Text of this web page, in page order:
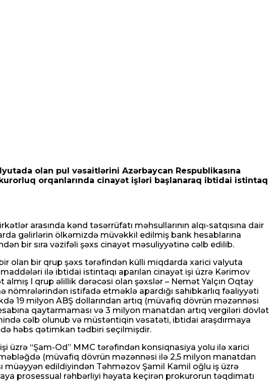
olan pul vəsaitlərini Azərbaycan Respublikasına
orqanlarında cinayət işləri başlanaraq ibtidai istintaq
arasında kənd təsərrüfatı məhsullarının alqı-satqısına dair
gəlirlərin ölkəmizdə müvəkkil edilmiş bank hesablarına
bir sıra vəzifəli şəxs cinayət məsuliyyətinə cəlb edilib.
olan bir qrup şəxs tərəfindən külli miqdarda xarici valyuta
ilə ibtidai istintaqı aparılan cinayət işi üzrə Kərimov
I qrup əlillik dərəcəsi olan şəxslər – Nemət Yalçın Oqtay
nömrələrindən istifadə etməklə apardığı sahibkarlıq fəaliyyəti
19 milyon ABŞ dollarından artıq (müvafiq dövrün məzənnəsi
qaytarmaması və 3 milyon manatdan artıq vergiləri dövlət
cəlb olunub və müstəntiqin vəsatəti, ibtidai araşdırmaya
həbs qətimkan tədbiri seçilmişdir.
üzrə “Şam-Od” MMC tərəfindən konsiqnasiya yolu ilə xarici
(müvafiq dövrün məzənnəsi ilə 2,5 milyon manatdan
müəyyən edildiyindən Təhməzov Şamil Kamil oğlu iş üzrə
prosessual rəhbərliyi həyata keçirən prokurorun təqdimatı